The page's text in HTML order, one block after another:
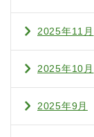
2025年11月
2025年10月
2025年9月